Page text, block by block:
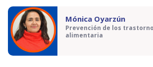
Mónica Oyarzún
Prevención de los
alimentaria